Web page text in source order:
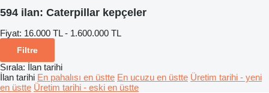
594 ilan: Caterpillar kepçeler
Fiyat: 16.000 TL - 1.600.000 TL
Filtre
Sırala: İlan tarihi
İlan tarihi En pahalısı en üstte En ucuzu en üstte Üretim tarihi - yeni
en üstte Üretim tarihi - eski en üstte